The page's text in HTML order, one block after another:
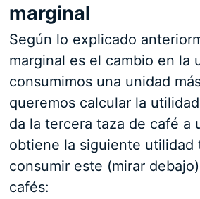
marginal
Según lo explicado
marginal es el cambio en la
consumimos una unidad
queremos calcular la
da la tercera taza de café a
obtiene la siguiente utilidad
consumir este (mirar
cafés: